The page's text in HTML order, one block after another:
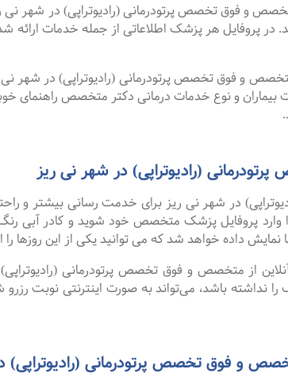
و فوق تخصص پرتودرمانی (رادیوتراپی) در شهر نی
در پروفایل هر پزشک اطلاعاتی از جمله خدمات
و فوق تخصص پرتودرمانی (رادیوتراپی) در شهر نی
بیماران و نوع خدمات درمانی دکتر متخصص راهنمای
(رادیوتراپی) در شهر نی ریز
در شهر نی ریز برای خدمت رسانی بیشتر و راحتی
وارد پروفایل پزشک متخصص خود شوید و کادر آبی
داده خواهد شد که می توانید یکی از این روزها را
که به صورت آنلاین از متخصص و فوق تخصص پرتودرمانی
نداشته باشد، می‌تواند به صورت اینترنتی نوبت رزرو
و فوق تخصص پرتودرمانی (رادیوتراپی)